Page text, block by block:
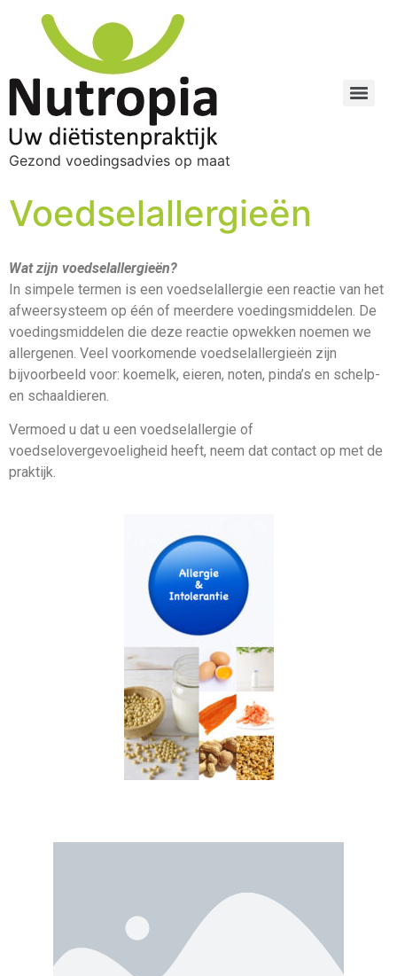
Gezond voedingsadvies op maat
Voedselallergieën
Wat zijn voedselallergieën?
In simpele termen is een voedselallergie een reactie van het
afweersysteem op één of meerdere voedingsmiddelen. De
voedingsmiddelen die deze reactie opwekken noemen we
allergenen. Veel voorkomende voedselallergieën zijn
bijvoorbeeld voor: koemelk, eieren, noten, pinda’s en schelp-
en schaaldieren.
Vermoed u dat u een voedselallergie of
voedselovergevoeligheid heeft, neem dat contact op met de
praktijk.